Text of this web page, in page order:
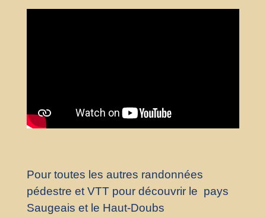
Pour toutes les autres randonnées
pédestre et VTT pour découvrir le pays
Saugeais et le Haut-Doubs